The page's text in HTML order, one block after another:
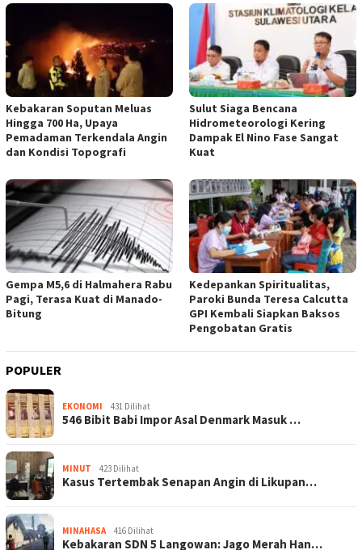
Kebakaran Soputan Meluas
Hingga 700 Ha, Upaya
Pemadaman Terkendala Angin
dan Kondisi Topografi
Sulut Siaga Bencana
Hidrometeorologi Kering
Dampak El Nino Fase Sangat
Kuat
Gempa M5,6 di Halmahera Rabu
Pagi, Terasa Kuat di Manado-
Bitung
Kedepankan Spiritualitas,
Paroki Bunda Teresa Calcutta
GPI Kembali Siapkan Baksos
Pengobatan Gratis
POPULER
EKONOMI 431 Dilihat
546 Bibit Babi Impor Asal Denmark Masuk …
MINUT 423 Dilihat
Kasus Tertembak Senapan Angin di Likupan…
MINAHASA 416 Dilihat
Kebakaran SDN 5 Langowan: Jago Merah Han…